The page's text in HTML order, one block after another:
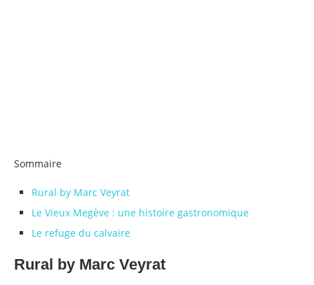
Sommaire
Rural by Marc Veyrat
Le Vieux Megève : une histoire gastronomique
Le refuge du calvaire
Rural by Marc Veyrat